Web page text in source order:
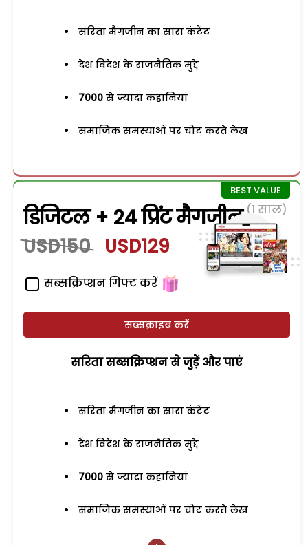
सरिता मैगजीन का सारा कंटेंट
देश विदेश के राजनैतिक मुद्दे
7000 से ज्यादा कहानियां
समाजिक समस्याओं पर चोट करते लेख
डिजिटल + 24 प्रिंट मैगजीन (1 साल)
USD150 USD129
सब्सक्रिप्शन गिफ्ट करें
सब्सक्राइब करें
सरिता सब्सक्रिप्शन से जुड़ेें और पाएं
सरिता मैगजीन का सारा कंटेंट
देश विदेश के राजनैतिक मुद्दे
7000 से ज्यादा कहानियां
समाजिक समस्याओं पर चोट करते लेख